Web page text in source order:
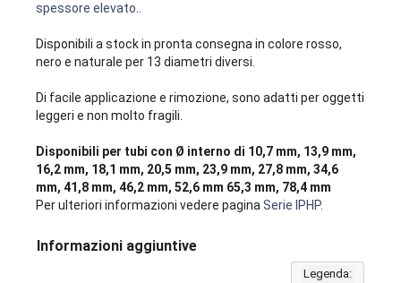
spessore elevato..
Disponibili a stock in pronta consegna in colore rosso,
nero e naturale per 13 diametri diversi.
Di facile applicazione e rimozione, sono adatti per oggetti
leggeri e non molto fragili.
Disponibili per tubi con Ø interno di 10,7 mm, 13,9 mm,
16,2 mm, 18,1 mm, 20,5 mm, 23,9 mm, 27,8 mm, 34,6
mm, 41,8 mm, 46,2 mm, 52,6 mm 65,3 mm, 78,4 mm
Per ulteriori informazioni vedere paginaSerie IPHP.
Informazioni aggiuntive
Legenda: